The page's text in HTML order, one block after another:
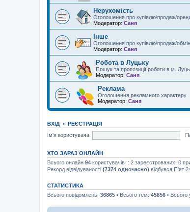
Нерухомість
Оголошення про купівлю/продаж/
Модератор: Саня
Інше
Оголошення про купівлю/продаж/
Модератор: Саня
Робота в Луцьку
Пошук та пропозиції роботи в м.
Модератор: Саня
Реклама
Оголошення рекламного характеру
Модератор: Саня
ВХІД • РЕЄСТРАЦІЯ
Ім'я користувача:
ХТО ЗАРАЗ ОНЛАЙН
Всього онлайн 94 користувачів :: 2 зареєстрованих, 0
Рекорд відвідуваності (7374 одночасно) відбувся П'ят
СТАТИСТИКА
Всього повідомлень: 36865 • Всього тем: 45856 • Всього